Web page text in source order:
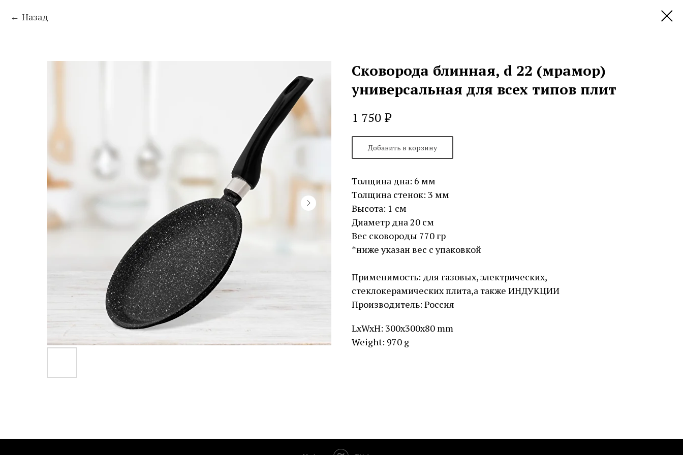
Назад
Сковорода блинная, d 22 (мрамор)
универсальная для всех типов плит
1 750 ₽
Добавить в корзину
Толщина дна: 6 мм
Толщина стенок: 3 мм
Высота: 1 см
Диаметр дна 20 см
Вес сковороды 770 гр
*ниже указан вес с упаковкой
Применимость: для газовых, электрических,
стеклокерамических плита,а также ИНДУКЦИИ
Производитель: Россия
LxWxH: 300x300x80 mm
Weight: 970 g